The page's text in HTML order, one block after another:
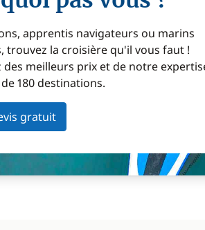
apprentis navigateurs ou marins
trouvez la croisière qu'il vous faut !
des meilleurs prix et de notre
180 destinations.
gratuit